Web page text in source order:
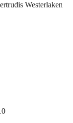
Westerlaken